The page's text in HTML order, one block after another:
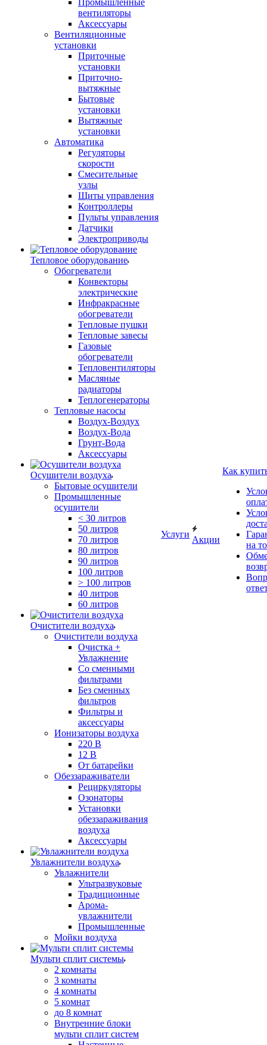
Промышленные
вентиляторы
Аксессуары
Вентиляционные
установки
Приточные
установки
Приточно-
вытяжные
Бытовые
установки
Вытяжные
установки
Автоматика
Регуляторы
скорости
Смесительные
узлы
Щиты управления
Контроллеры
Пульты управления
Датчики
Электроприводы
Тепловое оборудование
Обогреватели
Конвекторы
электрические
Инфракрасные
обогреватели
Тепловые пушки
Тепловые завесы
Газовые
обогреватели
Тепловентиляторы
Масляные
радиаторы
Теплогенераторы
Тепловые насосы
Воздух-Воздух
Воздух-Вода
Грунт-Вода
Аксессуары
Осушители воздуха
Бытовые осушители
Промышленные
осушители
< 30 литров
50 литров
70 литров
80 литров
90 литров
100 литров
> 100 литров
40 литров
60 литров
Очистители воздуха
Очистители воздуха
Очистка +
Увлажнение
Cо сменными
фильтрами
Без сменных
фильтров
Фильтры и
аксессуары
Ионизаторы воздуха
220 В
12 В
От батарейки
Обеззараживатели
Рециркуляторы
Озонаторы
Установки
обеззараживания
воздуха
Аксессуары
Увлажнители воздуха
Увлажнители
Ультразвуковые
Традиционные
Арома-
увлажнители
Промышленные
Мойки воздуха
Мульти сплит системы
2 комнаты
3 комнаты
4 комнаты
5 комнат
до 8 комнат
Внутренние блоки
мульти сплит систем
Услуги
Акции
Как
на